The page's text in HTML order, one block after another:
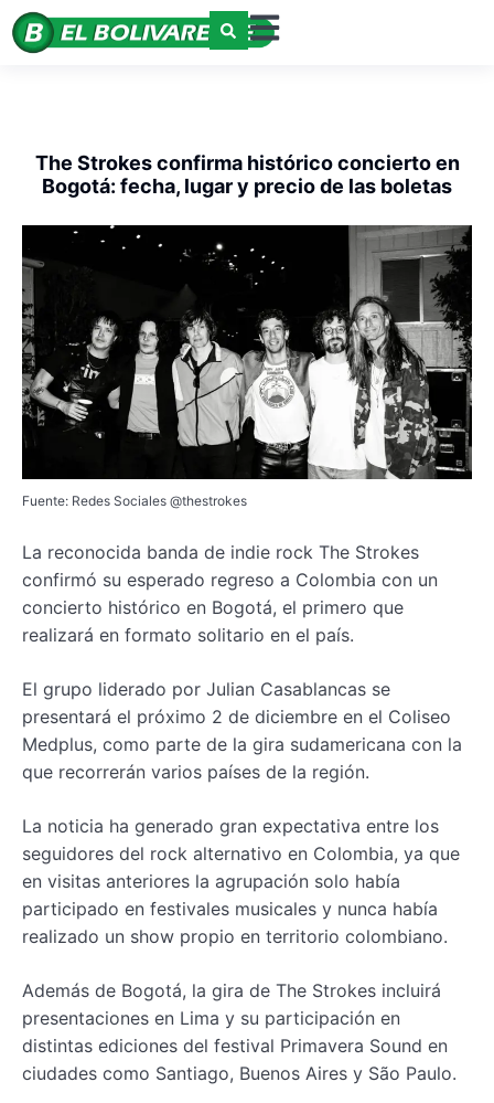
The Strokes confirma histórico concierto en
Bogotá: fecha, lugar y precio de las boletas
Fuente: Redes Sociales @thestrokes
La reconocida banda de indie rock The Strokes
confirmó su esperado regreso a Colombia con un
concierto histórico en Bogotá, el primero que
realizará en formato solitario en el país.
El grupo liderado por Julian Casablancas se
presentará el próximo 2 de diciembre en el Coliseo
Medplus, como parte de la gira sudamericana con la
que recorrerán varios países de la región.
La noticia ha generado gran expectativa entre los
seguidores del rock alternativo en Colombia, ya que
en visitas anteriores la agrupación solo había
participado en festivales musicales y nunca había
realizado un show propio en territorio colombiano.
Además de Bogotá, la gira de The Strokes incluirá
presentaciones en Lima y su participación en
distintas ediciones del festival Primavera Sound en
ciudades como Santiago, Buenos Aires y São Paulo.